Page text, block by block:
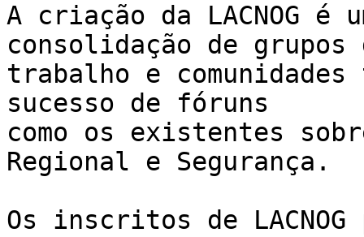
A criação da LACNOG é
consolidação de
trabalho e
sucesso de fóruns
como os existentes
Regional e Segurança.
Os inscritos de